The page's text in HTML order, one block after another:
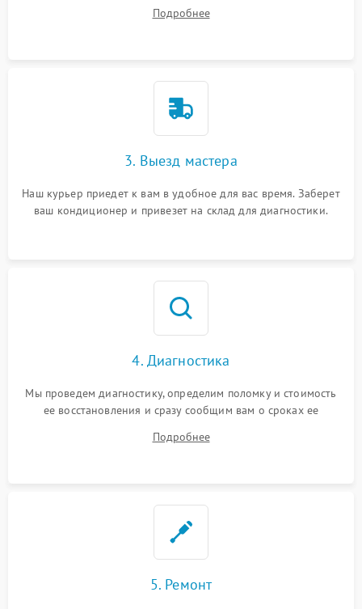
Подробнее
3. Выезд мастера
Наш курьер приедет к вам в удобное для вас время. Заберет
ваш кондиционер и привезет на склад для диагностики.
4. Диагностика
Мы проведем диагностику, определим поломку и стоимость
ее восстановления и сразу сообщим вам о сроках ее
Подробнее
5. Ремонт